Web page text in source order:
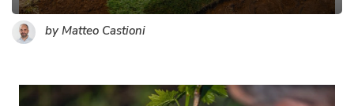
by Matteo Castioni